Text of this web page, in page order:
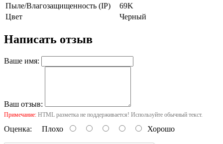
Пыле/Влагозащищенность (IP)
69K
Цвет
Черный
Написать отзыв
Ваше имя:
Ваш отзыв:
Примечание: HTML разметка не поддерживается! Используйте обычный текст.
Оценка: Плохо Хорошо